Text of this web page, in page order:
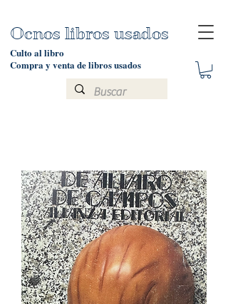
Ocnos libros usados
Compra y venta de libros usados
Culto al libro